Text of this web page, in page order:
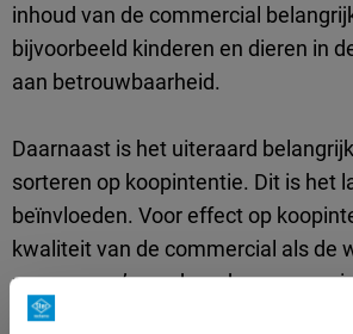
inhoud van de commercial
bijvoorbeeld kinderen en dieren in
aan betrouwbaarheid.
Daarnaast is het uiteraard
sorteren op koopintentie. Dit is het
beïnvloeden. Voor effect op
kwaliteit van de commercial als de
programma’s rondom de
Inzetten rondom